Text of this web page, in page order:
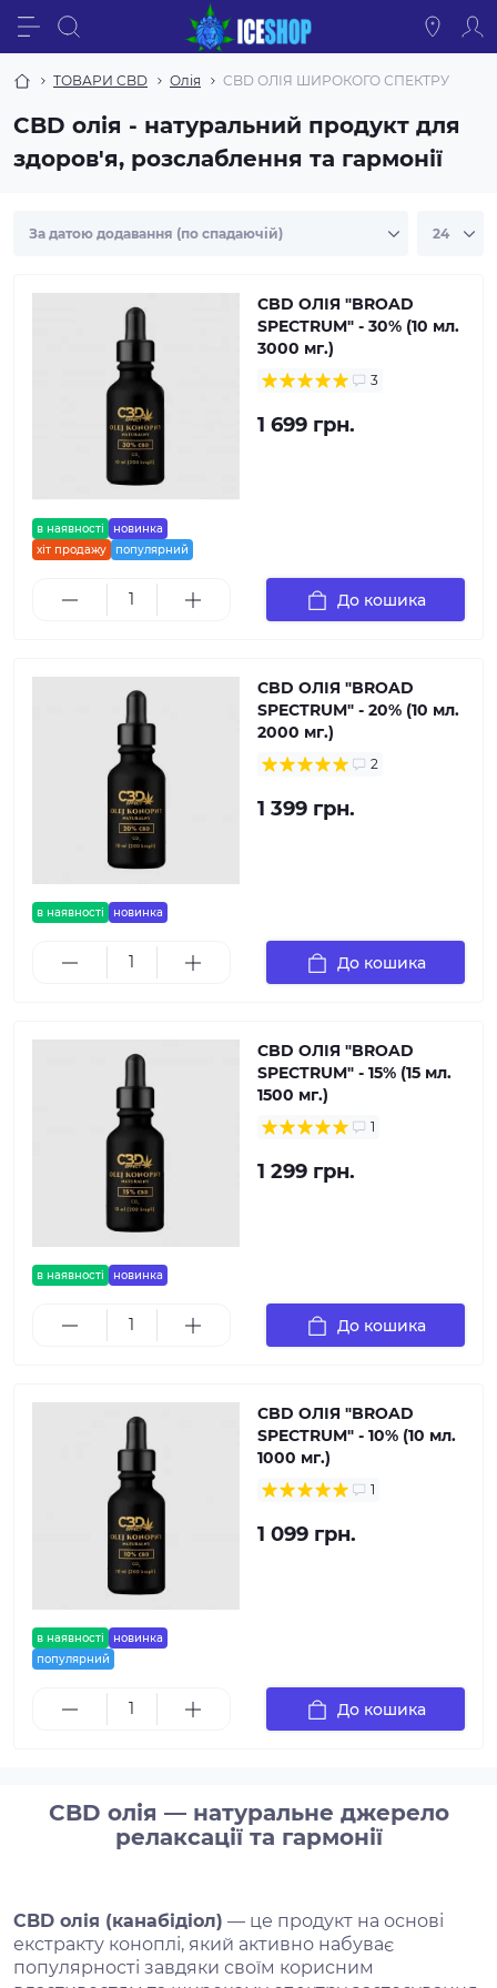
ТОВАРИ CBD Олія CBD ОЛІЯ ШИРОКОГО СПЕКТРУ
CBD олія - натуральний продукт для
здоров'я, розслаблення та гармонії
в наявності
новинка
хіт продажу
популярний
CBD ОЛІЯ "BROAD
SPECTRUM" - 30% (10 мл.
3000 мг.)
3
1 699 грн.
До кошика
в наявності новинка
CBD ОЛІЯ "BROAD
SPECTRUM" - 20% (10 мл.
2000 мг.)
2
1 399 грн.
До кошика
в наявності новинка
CBD ОЛІЯ "BROAD
SPECTRUM" - 15% (15 мл.
1500 мг.)
1
1 299 грн.
До кошика
в наявності
новинка
популярний
CBD ОЛІЯ "BROAD
SPECTRUM" - 10% (10 мл.
1000 мг.)
1
1 099 грн.
До кошика
CBD олія — натуральне джерело
релаксації та гармонії
CBD олія (канабідіол) — це продукт на основі
екстракту коноплі, який активно набуває
популярності завдяки своїм корисним